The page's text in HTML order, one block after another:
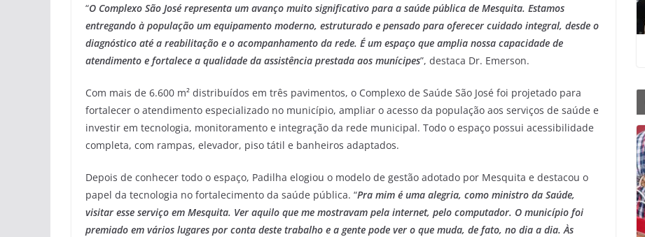
“O Complexo São José representa um avanço muito significativo para a saúde pública de Mesquita. Estamos
entregando à população um equipamento moderno, estruturado e pensado para oferecer cuidado integral, desde o
diagnóstico até a reabilitação e o acompanhamento da rede. É um espaço que amplia nossa capacidade de
atendimento e fortalece a qualidade da assistência prestada aos munícipes”, destaca Dr. Emerson.
Com mais de 6.600 m² distribuídos em três pavimentos, o Complexo de Saúde São José foi projetado para
fortalecer o atendimento especializado no município, ampliar o acesso da população aos serviços de saúde e
investir em tecnologia, monitoramento e integração da rede municipal. Todo o espaço possui acessibilidade
completa, com rampas, elevador, piso tátil e banheiros adaptados.
Depois de conhecer todo o espaço, Padilha elogiou o modelo de gestão adotado por Mesquita e destacou o
papel da tecnologia no fortalecimento da saúde pública. “Pra mim é uma alegria, como ministro da Saúde,
visitar esse serviço em Mesquita. Ver aquilo que me mostravam pela internet, pelo computador. O município foi
premiado em vários lugares por conta deste trabalho e a gente pode ver o que muda, de fato, no dia a dia. Às